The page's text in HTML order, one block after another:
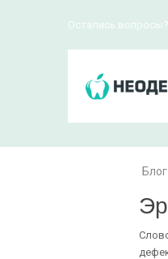
Остались вопросы?
Блог